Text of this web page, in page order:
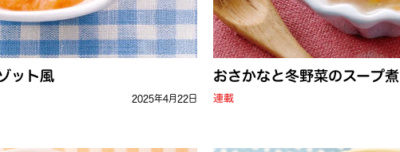
ット風
2025年4月22日
おさかなと冬野菜のスープ煮
連載